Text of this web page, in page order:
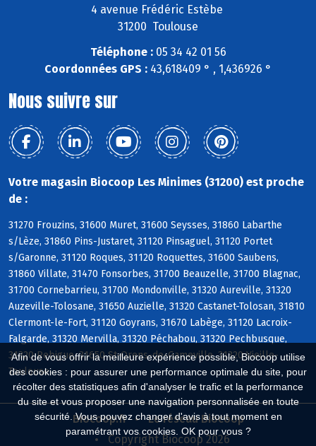
Afin de vous offrir la meilleure expérience possible, Biocoop utilise
des cookies : pour assurer une performance optimale du site, pour
récolter des statistiques afin d'analyser le trafic et la performance
du site et vous proposer une navigation personnalisée en toute
sécurité. Vous pouvez changer d'avis à tout moment en
paramétrant vos cookies. OK pour vous ?
4 avenue Frédéric Estèbe
31200 Toulouse
Téléphone :05 34 42 01 56
Coordonnées GPS : 43,618409 ° , 1,436926 °
Nous suivre sur
Votre magasin Biocoop Les Minimes (31200) est proche
de :
31270 Frouzins, 31600 Muret, 31600 Seysses, 31860 Labarthe
s/Lèze, 31860 Pins-Justaret, 31120 Pinsaguel, 31120 Portet
s/Garonne, 31120 Roques, 31120 Roquettes, 31600 Saubens,
31860 Villate, 31470 Fonsorbes, 31700 Beauzelle, 31700 Blagnac,
31700 Cornebarrieu, 31700 Mondonville, 31320 Aureville, 31320
Auzeville-Tolosane, 31650 Auzielle, 31320 Castanet-Tolosan, 31810
Clermont-le-Fort, 31120 Goyrans, 31670 Labège, 31120 Lacroix-
Falgarde, 31320 Mervilla, 31320 Péchabou, 31320 Pechbusque,
31320 Rebigue, 31650 St-Orens-de-Gameville, 31320 Vieille-
Toulouse
Biocoop.fr
Le réseau Biocoop
Copyright Biocoop 2026